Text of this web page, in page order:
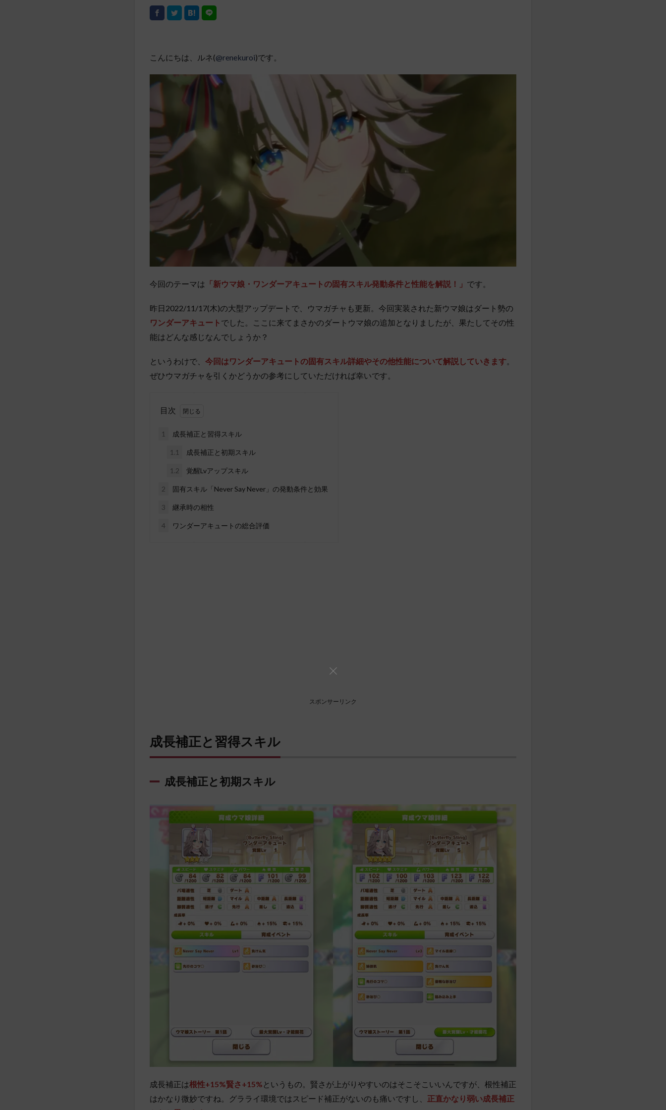
こんにちは、ルネ(@renekuroi)です。
今回のテーマは 「新ウマ娘・ワンダーアキュートの固有スキル発動条件と性能を解説！」 です。
昨日2022/11/17(木)の大型アップデートで、ウマガチャも更新。今回実装された新ウマ娘はダート勢の
ワンダーアキュート でした。ここに来てまさかのダートウマ娘の追加となりましたが、果たしてその性
能はどんな感じなんでしょうか？
というわけで 今回はワンダーアキュート の固有スキル詳細やその他性能について解説していきます。
ぜひウマガチャを引くかどうかの参考にしていただければ幸いです。
目次
1 成長補正と習得スキル
1.1 成長補正と初期スキル
1.2 覚醒Lvアップスキル
2 固有スキル「Never Say Never」の発動条件と効果
3 継承時の相性
4 ワンダーアキュートの総合評価
スポンサーリンク
成長補正と習得スキル
成長補正と初期スキル
成長補正は根性+15%賢さ+15% というもの。賢さが上がりやすいのはそこそこいいんですが、根性補正
はかなり微妙ですね。グラライ環境ではスピード補正がないのも痛いですし、 正直かなり弱い成長補正